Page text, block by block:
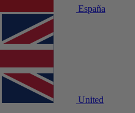
España
United